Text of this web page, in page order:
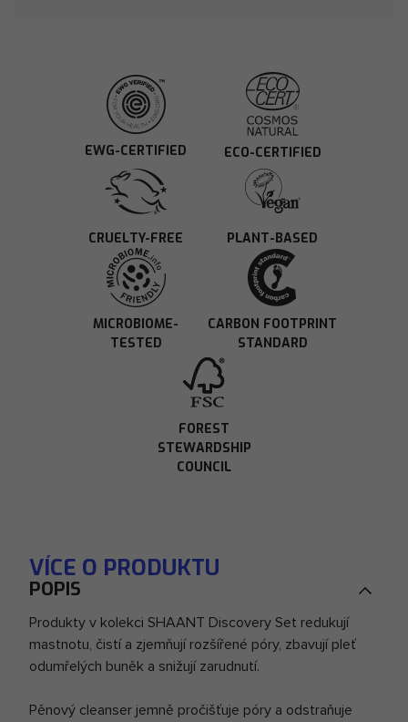
EWG-CERTIFIED ECO-CERTIFIED
CRUELTY-FREE PLANT-BASED
MICROBIOME-
TESTED
CARBON FOOTPRINT
STANDARD
FOREST
STEWARDSHIP
COUNCIL
VÍCE O PRODUKTU
POPIS
Produkty v kolekci SHAANT Discovery Set redukují
mastnotu, čistí a zjemňují rozšířené póry, zbavují pleť
odumřelých buněk a snižují zarudnutí.
Pěnový cleanser jemně pročišťuje póry a odstraňuje